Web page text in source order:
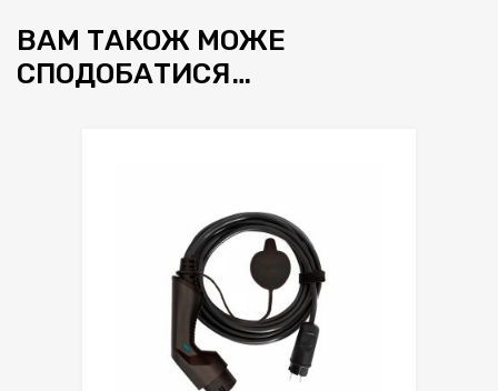
ВАМ ТАКОЖ МОЖЕ
СПОДОБАТИСЯ…